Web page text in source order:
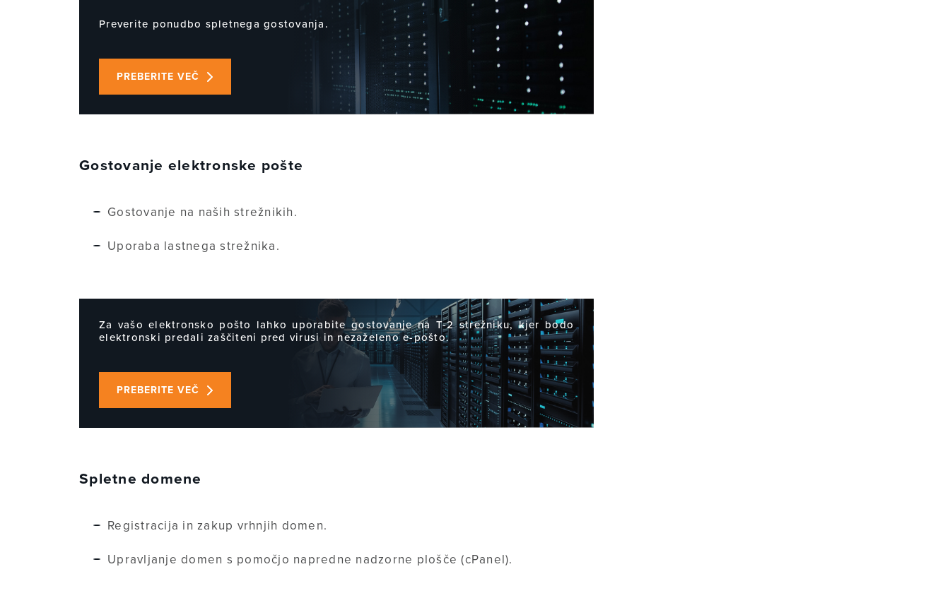
Preverite ponudbo spletnega gostovanja.
PREBERITE VEČ
Gostovanje elektronske pošte
Gostovanje na naših strežnikih.
Uporaba lastnega strežnika.
Za vašo elektronsko pošto lahko uporabite gostovanje na T-2 strežniku, kjer bodo
elektronski predali zaščiteni pred virusi in nezaželeno e-pošto.
PREBERITE VEČ
Spletne domene
Registracija in zakup vrhnjih domen.
Upravljanje domen s pomočjo napredne nadzorne plošče (cPanel).